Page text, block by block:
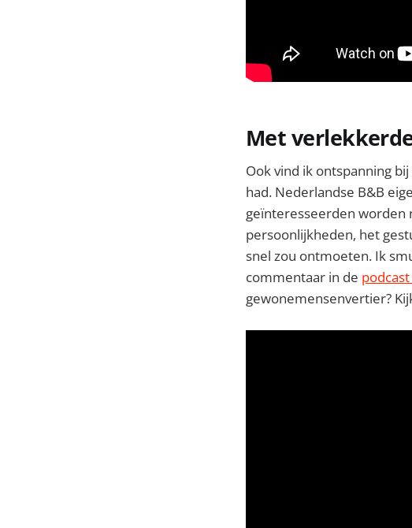
Met
Ook vind ik ontspanning
had. Nederlandse B&B
geïnteresseerden worden
persoonlijkheden, het
snel zou ontmoeten. Ik
commentaar in de
gewonemensenvertier?